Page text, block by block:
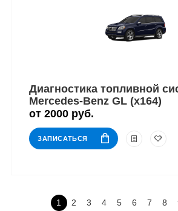
Диагностика топливной
Mercedes-Benz GL (x164)
от 2000 руб.
ЗАПИСАТЬСЯ
1 2 3 4 5 6 7 8